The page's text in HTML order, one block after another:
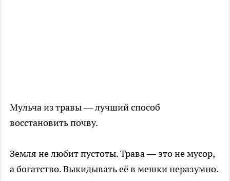
Мульча из травы — лучший способ
восстановить почву.
Земля не любит пустоты. Трава — это не мусор,
а богатство. Выкидывать её в мешки неразумно.